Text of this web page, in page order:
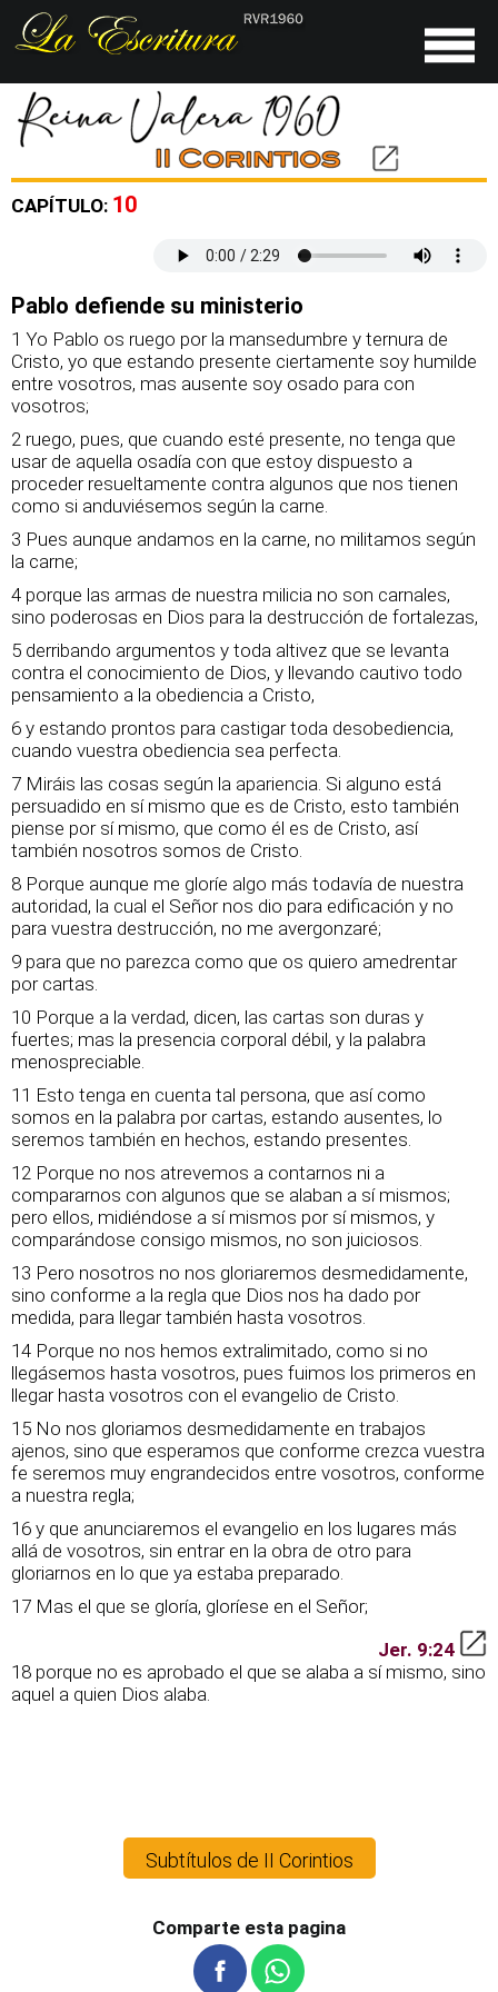
CAPÍTULO: 10
Pablo defiende su ministerio
1 Yo Pablo os ruego por la mansedumbre y ternura de
Cristo, yo que estando presente ciertamente soy humilde
entre vosotros, mas ausente soy osado para con
vosotros;
2 ruego, pues, que cuando esté presente, no tenga que
usar de aquella osadía con que estoy dispuesto a
proceder resueltamente contra algunos que nos tienen
como si anduviésemos según la carne.
3 Pues aunque andamos en la carne, no militamos según
la carne;
4 porque las armas de nuestra milicia no son carnales,
sino poderosas en Dios para la destrucción de fortalezas,
5 derribando argumentos y toda altivez que se levanta
contra el conocimiento de Dios, y llevando cautivo todo
pensamiento a la obediencia a Cristo,
6 y estando prontos para castigar toda desobediencia,
cuando vuestra obediencia sea perfecta.
7 Miráis las cosas según la apariencia. Si alguno está
persuadido en sí mismo que es de Cristo, esto también
piense por sí mismo, que como él es de Cristo, así
también nosotros somos de Cristo.
8 Porque aunque me gloríe algo más todavía de nuestra
autoridad, la cual el Señor nos dio para edificación y no
para vuestra destrucción, no me avergonzaré;
9 para que no parezca como que os quiero amedrentar
por cartas.
10 Porque a la verdad, dicen, las cartas son duras y
fuertes; mas la presencia corporal débil, y la palabra
menospreciable.
11 Esto tenga en cuenta tal persona, que así como
somos en la palabra por cartas, estando ausentes, lo
seremos también en hechos, estando presentes.
12 Porque no nos atrevemos a contarnos ni a
compararnos con algunos que se alaban a sí mismos;
pero ellos, midiéndose a sí mismos por sí mismos, y
comparándose consigo mismos, no son juiciosos.
13 Pero nosotros no nos gloriaremos desmedidamente,
sino conforme a la regla que Dios nos ha dado por
medida, para llegar también hasta vosotros.
14 Porque no nos hemos extralimitado, como si no
llegásemos hasta vosotros, pues fuimos los primeros en
llegar hasta vosotros con el evangelio de Cristo.
15 No nos gloriamos desmedidamente en trabajos
ajenos, sino que esperamos que conforme crezca vuestra
fe seremos muy engrandecidos entre vosotros, conforme
a nuestra regla;
16 y que anunciaremos el evangelio en los lugares más
allá de vosotros, sin entrar en la obra de otro para
gloriarnos en lo que ya estaba preparado.
17 Mas el que se gloría, gloríese en el Señor;
Jer. 9:24
18 porque no es aprobado el que se alaba a sí mismo, sino
aquel a quien Dios alaba.
Subtítulos de II Corintios
Comparte esta pagina